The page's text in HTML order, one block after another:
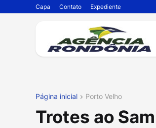
Capa Contato Expediente
Página inicial Porto Velho
Trotes ao